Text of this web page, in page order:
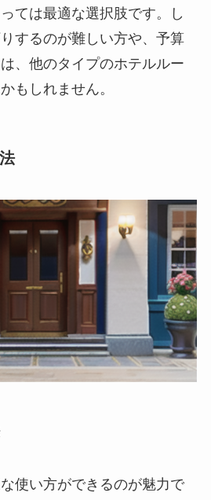
ては最適な選択肢です。し
するのが難しい方や、予算
、他のタイプのホテルルー
もしれません。
使い方ができるのが魅力で